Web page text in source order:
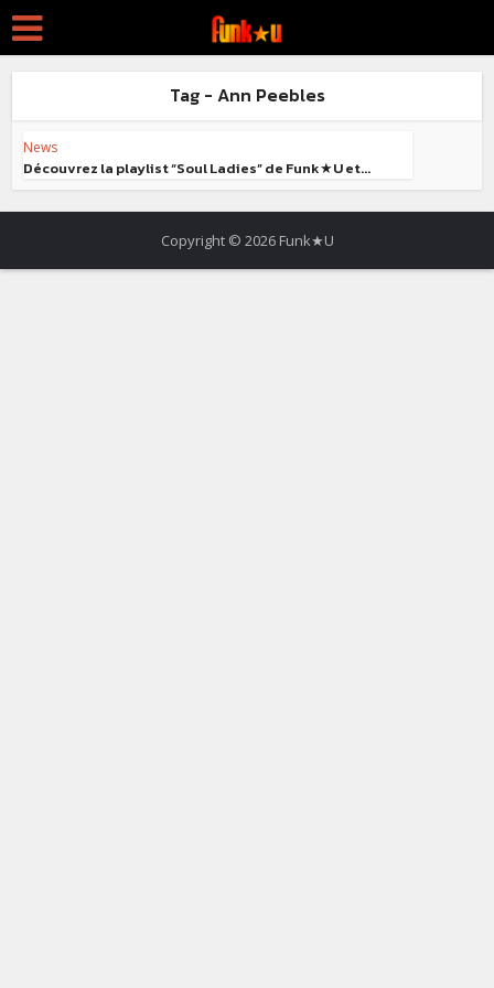
Tag - Ann Peebles
News
Découvrez la playlist “Soul Ladies” de Funk★U et...
Copyright © 2026 Funk★U